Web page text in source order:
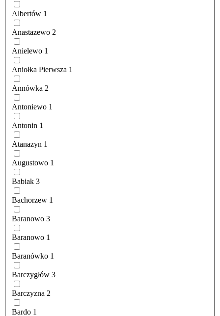
Albertów 1
Anastazewo 2
Anielewo 1
Aniołka Pierwsza 1
Annówka 2
Antoniewo 1
Antonin 1
Atanazyn 1
Augustowo 1
Babiak 3
Bachorzew 1
Baranowo 3
Baranowo 1
Baranówko 1
Barczygłów 3
Barczyzna 2
Bardo 1